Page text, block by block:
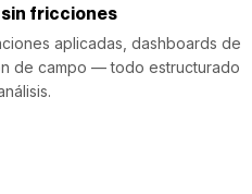
fricciones
aplicadas, dashboards de
de campo — todo estructurado